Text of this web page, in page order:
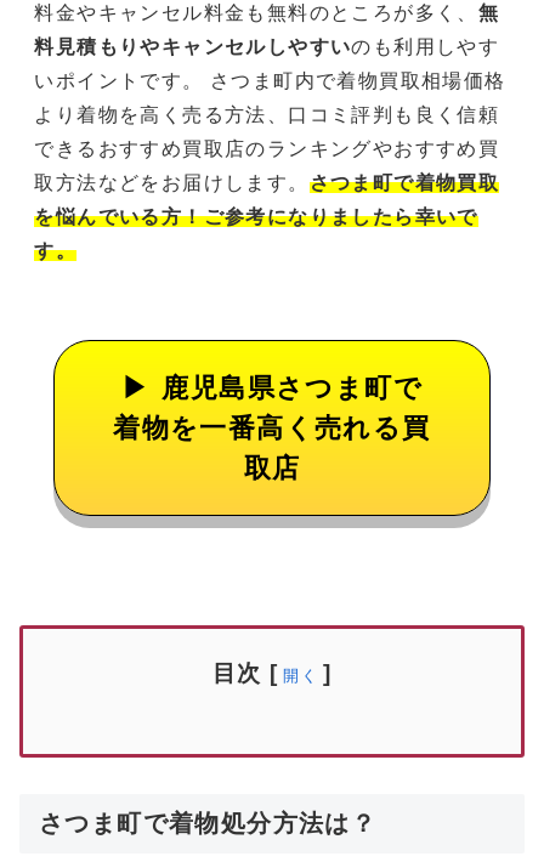
料金やキャンセル料金も無料のところが多く、 無
料見積もりやキャンセルしやすいのも利用しやす
いポイントです。 さつま町内で着物買取相場価格
より着物を高く売る方法、口コミ評判も良く信頼
できるおすすめ買取店のランキングやおすすめ買
取方法などをお届けします。 さつま町で着物買取
を悩んでいる方！ご参考になりましたら幸いで
す。
鹿児島県さつま町で
着物を一番高く売れる買
取店
目次 [ 開く ]
さつま町で着物処分方法は？